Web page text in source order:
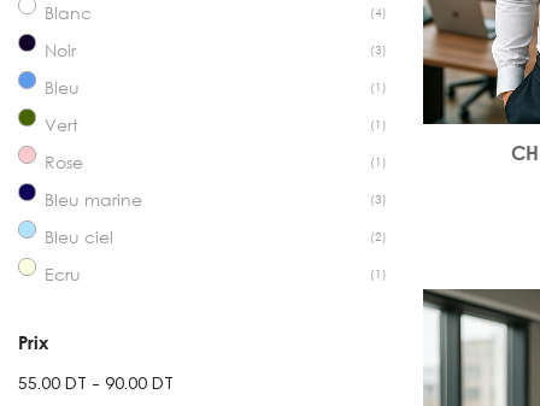
Blanc (4)
Noir (3)
Bleu (1)
Vert (1)
Rose (1)
Bleu marine (3)
Bleu ciel (2)
Ecru (1)
Prix
55.00 DT - 90.00 DT